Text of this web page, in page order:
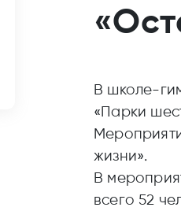
В школе-
«Парки
жизни».
В
всего 52